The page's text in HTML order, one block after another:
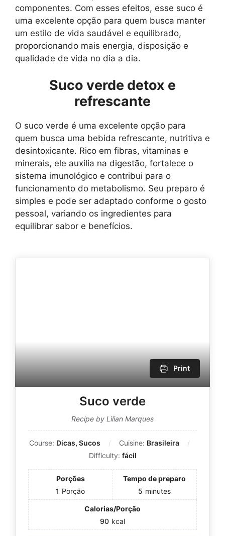
componentes. Com esses efeitos, esse suco é
uma excelente opção para quem busca manter
um estilo de vida saudável e equilibrado,
proporcionando mais energia, disposição e
qualidade de vida no dia a dia.
Suco verde detox e
refrescante
O suco verde é uma excelente opção para
quem busca uma bebida refrescante, nutritiva e
desintoxicante. Rico em fibras, vitaminas e
minerais, ele auxilia na digestão, fortalece o
sistema imunológico e contribui para o
funcionamento do metabolismo. Seu preparo é
simples e pode ser adaptado conforme o gosto
pessoal, variando os ingredientes para
equilibrar sabor e benefícios.
Print
Suco verde
Recipe by Lilian Marques
Course: Dicas, Sucos Cuisine: Brasileira
Difficulty: fácil
Porções
1 Porção
Tempo de preparo
5 minutes
Calorias/Porção
90 kcal